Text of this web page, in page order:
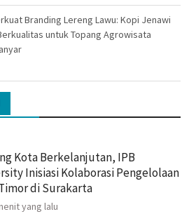
Branding Lereng Lawu: Kopi Jenawi
untuk Topang Agrowisata
Kota Berkelanjutan, IPB
Inisiasi Kolaborasi Pengelolaan
di Surakarta
yang lalu